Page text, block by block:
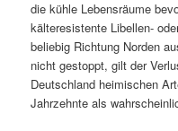
die kühle Lebensräume
kälteresistente Libellen-
beliebig Richtung Norden
nicht gestoppt, gilt der
Deutschland heimischen
Jahrzehnte als